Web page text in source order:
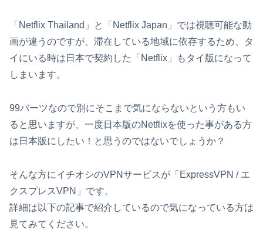
「Netflix Thailand」と「Netflix Japan」では視聴可能な動
画が違うのですが、滞在している地域に依存するため、タ
イにいる時は日本で契約した「Netflix」もタイ版になって
しまいます。
99バーツなので別にそこまで気にならないという方もい
ると思いますが、一度日本版のNetflixを使った事がある方
は日本版にしたい！と思うのではないでしょうか？
そんな方にイチオシのVPNサービスが「ExpressVPN / エ
クスプレスVPN」です。
詳細は以下の記事で紹介しているので気になっている方は
見てみてください。